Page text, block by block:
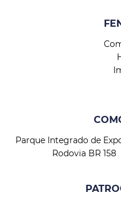
Parque Integrado de
Rodovia BR